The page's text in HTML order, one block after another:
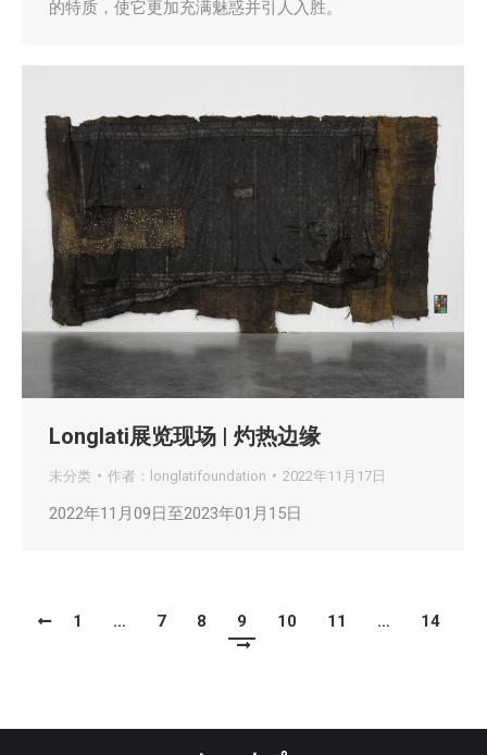
的特质，使它更加充满魅惑并引人入胜。
Longlati展览现场 | 灼热边缘
未分类 作者： longlatifoundation 2022年11月17日
2022年11月09日至2023年01月15日
1 … 7 8 9 10 11 … 14